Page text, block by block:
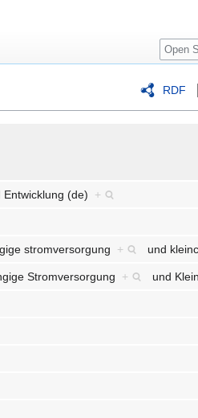
RDF
Entwicklung (de) +
stromversorgung + und
Stromversorgung + und